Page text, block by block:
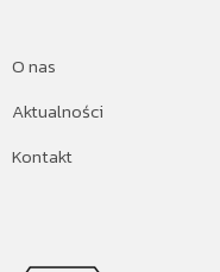
O nas
Aktualności
Kontakt